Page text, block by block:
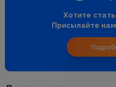
Хотите
Присылайте